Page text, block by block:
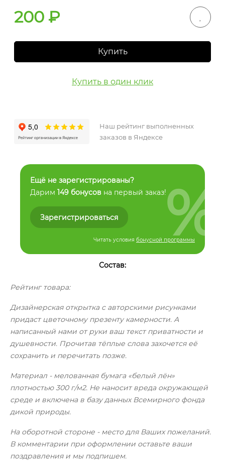
200 ₽
Купить
Купить в один клик
Наш рейтинг выполненных
заказов в Яндексе
Ещё не зарегистрированы?
Дарим 149 бонусов на первый заказ!
Зарегистрироваться
Читать условия бонусной программы
%
Состав:
Рейтинг товара:
Дизайнерская открытка с авторскими рисунками
придаст цветочному презенту камерности. А
написанный нами от руки ваш текст приватности и
душевности. Прочитав тёплые слова захочется её
сохранить и перечитать позже.
Материал - мелованная бумага «белый лён»
плотностью 300 г/м2. Не наносит вреда окружающей
среде и включена в базу данных Всемирного фонда
дикой природы.
На оборотной стороне - место для Ваших пожеланий.
В комментарии при оформлении оставьте ваши
поздравления и мы подпишем.